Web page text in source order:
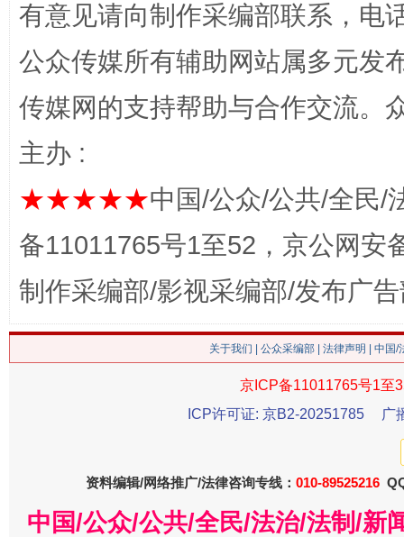
今
有意见请向制作采编部联系，电
公众传媒所有辅助网站属多元发
传媒网的支持帮助与合作交流。
主办 :
★★★★★中国/公众/公共/全民/
备11011765号1至52，京公网安
制作采编部/影视采编部/发布广
关于我们 公众采编部 法律声明 | 中国
京ICP备11011765号1至
ICP许可证: 京B2-20251785
广
资料编辑/网络推广/法律咨询专线： 010-89525216
中国/公众/公共/全民/法治/法制/新